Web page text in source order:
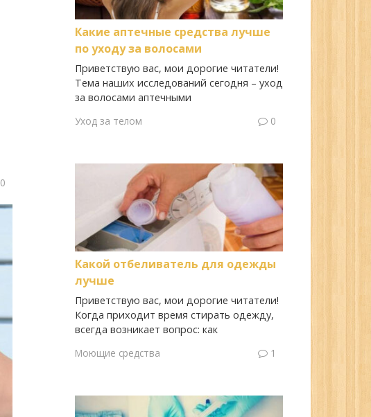
0
Какие аптечные средства лучше
по уходу за волосами
Приветствую вас, мои дорогие читатели!
Тема наших исследований сегодня – уход
за волосами аптечными
Уход за телом
0
Какой отбеливатель для одежды
лучше
Приветствую вас, мои дорогие читатели!
Когда приходит время стирать одежду,
всегда возникает вопрос: как
Моющие средства
1